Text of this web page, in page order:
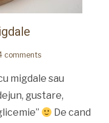
comments
migdale sau
gustare,
De cand